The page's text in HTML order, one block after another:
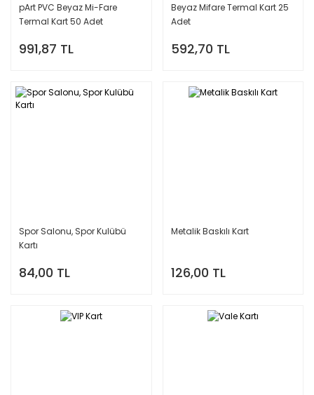
pArt PVC Beyaz Mi-Fare
Termal Kart 50 Adet
991,87 TL
Beyaz Mifare Termal Kart 25
Adet
592,70 TL
Spor Salonu, Spor Kulübü
Kartı
84,00 TL
Metalik Baskılı Kart
126,00 TL